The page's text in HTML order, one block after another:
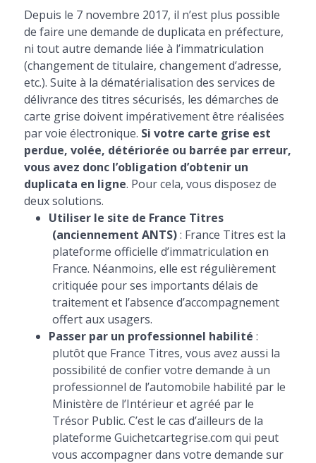
Depuis le 7 novembre 2017, il n’est plus possible
de faire une demande de duplicata en préfecture,
ni tout autre demande liée à l’immatriculation
(changement de titulaire, changement d’adresse,
etc.). Suite à la dématérialisation des services de
délivrance des titres sécurisés, les démarches de
carte grise doivent impérativement être réalisées
par voie électronique. Si votre carte grise est
perdue, volée, détériorée ou barrée par erreur,
vous avez donc l’obligation d’obtenir un
duplicata en ligne. Pour cela, vous disposez de
deux solutions.
Utiliser le site de France Titres
(anciennement ANTS): France Titres est la
plateforme officielle d’immatriculation en
France. Néanmoins, elle est régulièrement
critiquée pour ses importants délais de
traitement et l’absence d’accompagnement
offert aux usagers.
Passer par un professionnel habilité :
plutôt que France Titres, vous avez aussi la
possibilité de confier votre demande à un
professionnel de l’automobile habilité par le
Ministère de l’Intérieur et agréé par le
Trésor Public. C’est le cas d’ailleurs de la
plateforme Guichetcartegrise.com qui peut
vous accompagner dans votre demande sur